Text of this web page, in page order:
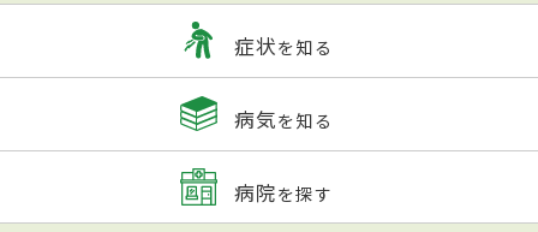
症状を知る
病気を知る
病院を探す